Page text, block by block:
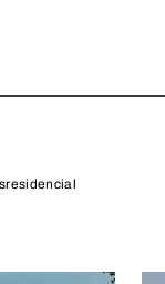
residencial